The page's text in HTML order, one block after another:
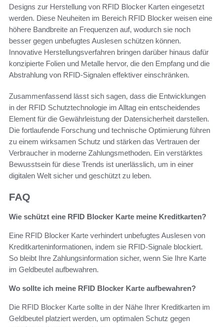
Designs zur Herstellung von RFID Blocker Karten eingesetzt
werden. Diese Neuheiten im Bereich RFID Blocker weisen eine
höhere Bandbreite an Frequenzen auf, wodurch sie noch
besser gegen unbefugtes Auslesen schützen können.
Innovative Herstellungsverfahren bringen darüber hinaus dafür
konzipierte Folien und Metalle hervor, die den Empfang und die
Abstrahlung von RFID-Signalen effektiver einschränken.
Zusammenfassend lässt sich sagen, dass die Entwicklungen
in der RFID Schutztechnologie im Alltag ein entscheidendes
Element für die Gewährleistung der Datensicherheit darstellen.
Die fortlaufende Forschung und technische Optimierung führen
zu einem wirksamen Schutz und stärken das Vertrauen der
Verbraucher in moderne Zahlungsmethoden. Ein verstärktes
Bewusstsein für diese Trends ist unerlässlich, um in einer
digitalen Welt sicher und geschützt zu leben.
FAQ
Wie schützt eine RFID Blocker Karte meine Kreditkarten?
Eine RFID Blocker Karte verhindert unbefugtes Auslesen von
Kreditkarteninformationen, indem sie RFID-Signale blockiert.
So bleibt Ihre Zahlungsinformation sicher, wenn Sie Ihre Karte
im Geldbeutel aufbewahren.
Wo sollte ich meine RFID Blocker Karte aufbewahren?
Die RFID Blocker Karte sollte in der Nähe Ihrer Kreditkarten im
Geldbeutel platziert werden, um optimalen Schutz gegen